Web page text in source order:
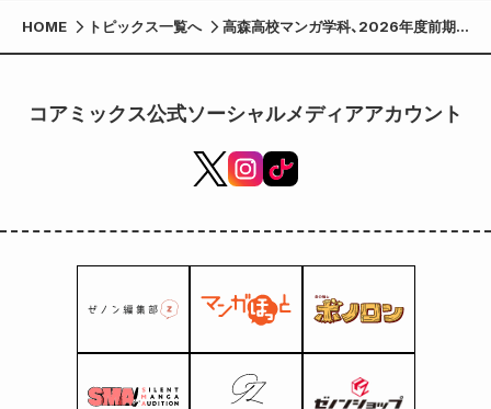
HOME トピックス一覧へ
高森高校マンガ学科、2026年度前期
出願倍率は2.5倍！県外からの志願者が
コアミックス公式ソーシャルメディアアカウント